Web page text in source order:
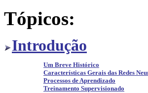
Tópicos:
Introdução
Um Breve Histórico
Características Gerais das Redes
Processos de Aprendizado
Treinamento Supervisionado